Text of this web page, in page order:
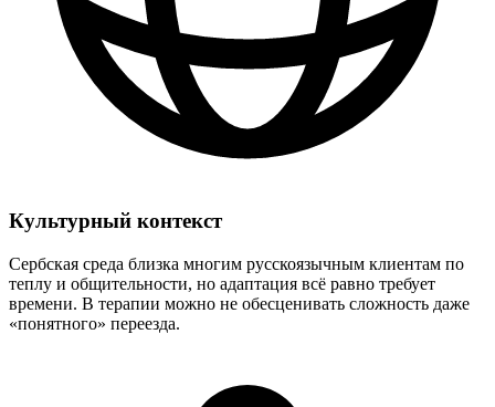
Культурный контекст
Сербская среда близка многим русскоязычным клиентам по
теплу и общительности, но адаптация всё равно требует
времени. В терапии можно не обесценивать сложность даже
«понятного» переезда.